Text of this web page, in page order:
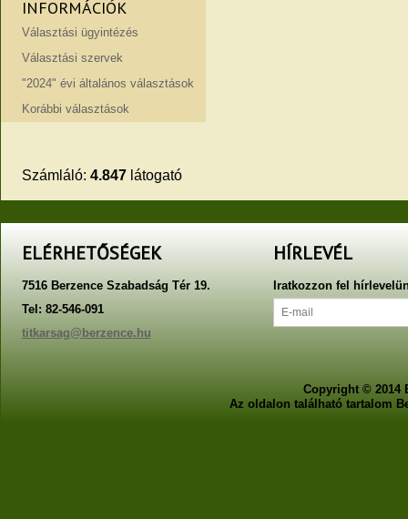
INFORMÁCIÓK
Választási ügyintézés
Választási szervek
"2024" évi általános választások
Korábbi választások
Számláló: 4.847látogató
ELÉRHETŐSÉGEK
7516 Berzence Szabadság Tér 19.
Tel: 82-546-091
titkarsag@berzence.hu
HÍRLEVÉL
Iratkozzon fel
Copyright © 2014
Az oldalon található tartalom